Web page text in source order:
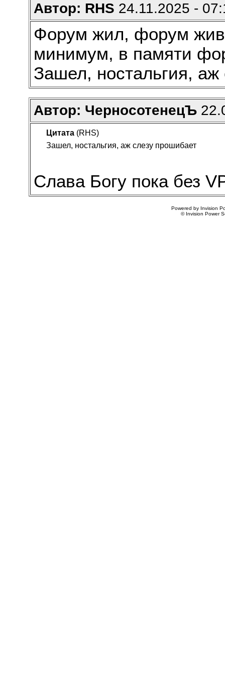
Автор: RHS 24.11.2025 -
Форум жил, форум
минимум, в памяти
Зашел, ностальгия, аж
Автор: ЧерносотенецЪ
Цитата (RHS)
Зашел, ностальгия, аж слезу прошибает
Слава Богу пока без
Powered by Invision
© Invision Power